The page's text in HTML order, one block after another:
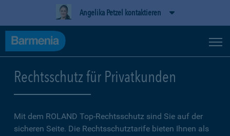
Angelika Petzel kontaktieren
Rechtsschutz für Privatkunden
Mit dem ROLAND Top-Rechtsschutz sind Sie auf der
sicheren Seite. Die Rechtsschutztarife bieten Ihnen als